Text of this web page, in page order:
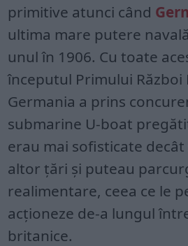
primitive atunci când
ultima mare putere
unul în 1906. Cu toate
începutul Primului Război
Germania a prins
submarine U-boat
erau mai sofisticate
altor țări și puteau
realimentare, ceea ce le
acționeze de-a lungul
britanice.